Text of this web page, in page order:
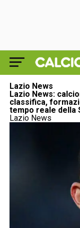
Lazio News
Lazio News:
classifica,
tempo reale della
Lazio News